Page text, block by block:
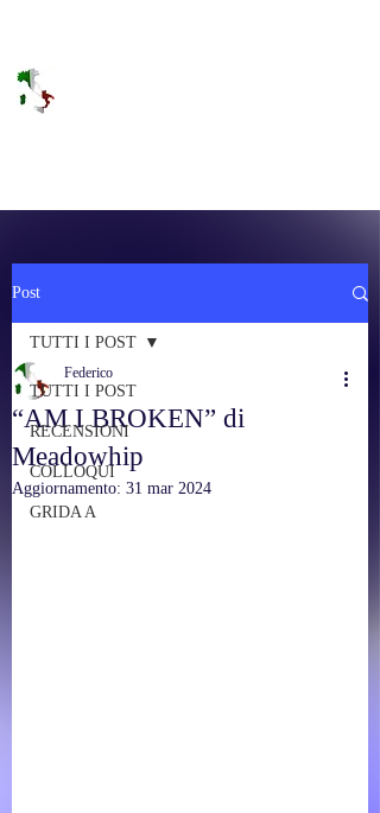
Post
TUTTI I POST
RECENSIONI
COLLOQUI
GRIDA A
TUTTI I POST
“AM I BROKEN” di
Meadowhip
Federico
Aggiornamento: 31 mar 2024